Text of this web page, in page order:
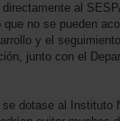
al
no se pueden
y el
junto con el
dotase al Instituto